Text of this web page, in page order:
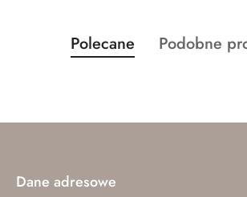
Pomiń karuzelę produktów
Produkty
o
Polecane
Produkty
Podobne
Dane adresowe